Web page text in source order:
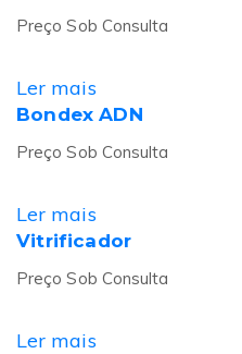
Preço Sob Consulta
Ler mais
Bondex ADN
Preço Sob Consulta
Ler mais
Vitrificador
Preço Sob Consulta
Ler mais